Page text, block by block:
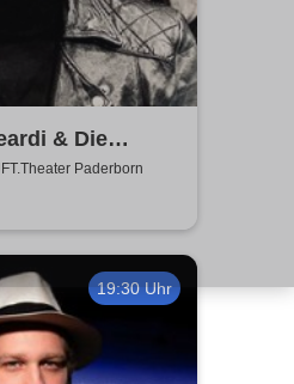
& Die
Paderborn
19:30 Uhr